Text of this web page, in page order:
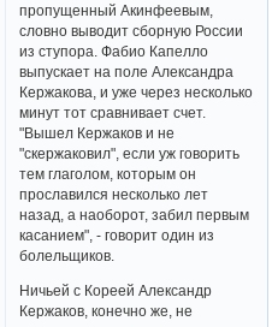
пропущенный Акинфеевым,
словно выводит сборную России
из ступора. Фабио Капелло
выпускает на поле Александра
Кержакова, и уже через несколько
минут тот сравнивает счет.
"Вышел Кержаков и не
"скержаковил", если уж говорить
тем глаголом, которым он
прославился несколько лет
назад, а наоборот, забил первым
касанием", - говорит один из
болельщиков.
Ничьей с Кореей Александр
Кержаков, конечно же, не